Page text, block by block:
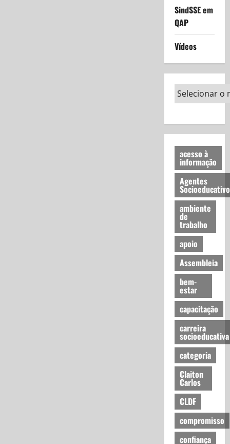
SindSSE em
QAP
Vídeos
acesso à
informação
Agentes
ambiente
de
trabalho
apoio
Assembleia
bem-
estar
capacitação
carreira
socioeducativa
categoria
Claiton
Carlos
CLDF
compromisso
confiança